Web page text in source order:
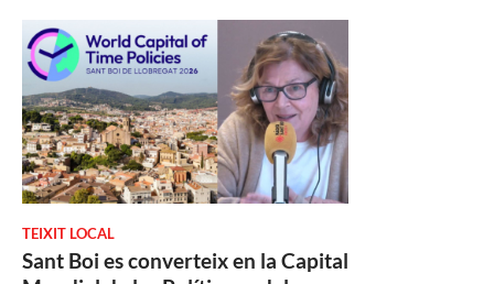
TEIXIT LOCAL
Sant Boi es converteix en la Capital